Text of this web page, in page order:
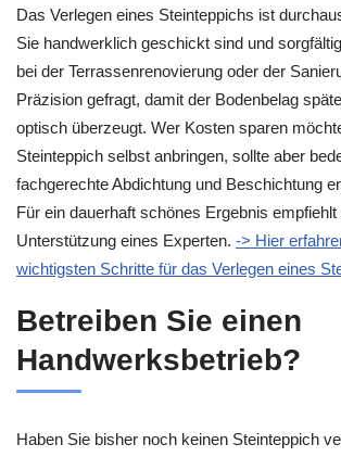
Das Verlegen eines Steinteppichs ist
Sie handwerklich geschickt sind und
bei der Terrassenrenovierung oder der
Präzision gefragt, damit der Bodenbelag
optisch überzeugt. Wer Kosten sparen
Steinteppich selbst anbringen, sollte aber
fachgerechte Abdichtung und Beschichtung
Für ein dauerhaft schönes Ergebnis
Unterstützung eines Experten. -> Hier
wichtigsten Schritte für das Verlegen eines
Betreiben Sie einen
Handwerksbetrieb?
Haben Sie bisher noch keinen Steinteppich